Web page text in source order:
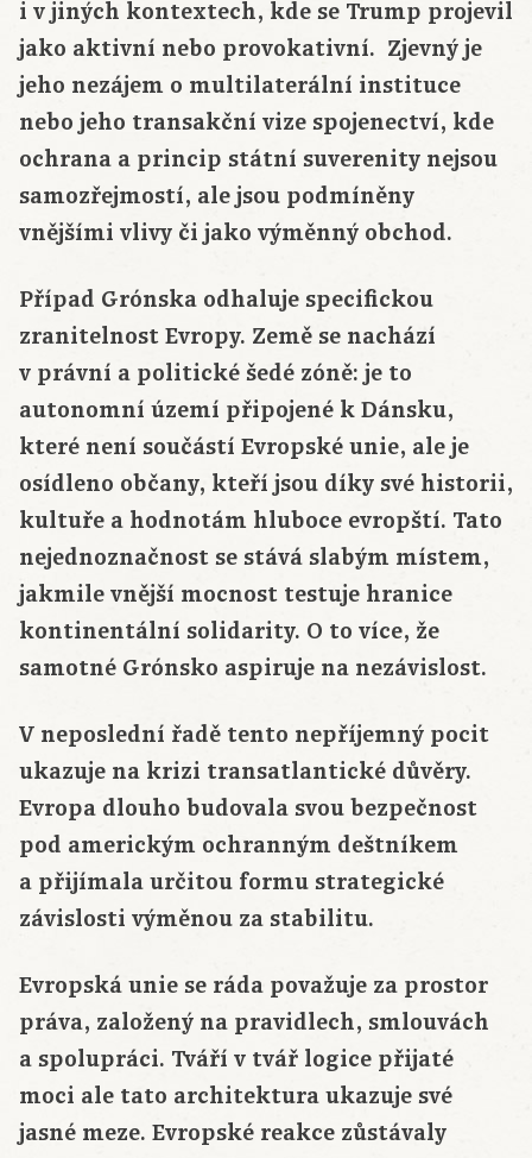
i v jiných kontextech, kde se Trump projevil
jako aktivní nebo provokativní. Zjevný je
jeho nezájem o multilaterální instituce
nebo jeho transakční vize spojenectví, kde
ochrana a princip státní suverenity nejsou
samozřejmostí, ale jsou podmíněny
vnějšími vlivy či jako výměnný obchod.
Případ Grónska odhaluje specifickou
zranitelnost Evropy. Země se nachází
v právní a politické šedé zóně: je to
autonomní území připojené k Dánsku,
které není součástí Evropské unie, ale je
osídleno občany, kteří jsou díky své historii,
kultuře a hodnotám hluboce evropští. Tato
nejednoznačnost se stává slabým místem,
jakmile vnější mocnost testuje hranice
kontinentální solidarity. O to více, že
samotné Grónsko aspiruje na nezávislost.
V neposlední řadě tento nepříjemný pocit
ukazuje na krizi transatlantické důvěry.
Evropa dlouho budovala svou bezpečnost
pod americkým ochranným deštníkem
a přijímala určitou formu strategické
závislosti výměnou za stabilitu.
Evropská unie se ráda považuje za prostor
práva, založený na pravidlech, smlouvách
a spolupráci. Tváří v tvář logice přijaté
moci ale tato architektura ukazuje své
jasné meze. Evropské reakce zůstávaly